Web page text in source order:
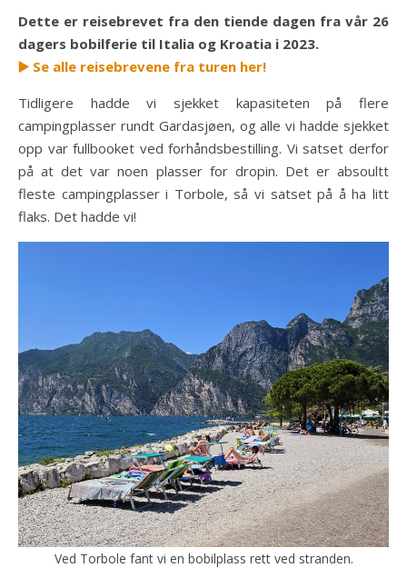
Dette er reisebrevet fra den tiende dagen fra vår 26
dagers bobilferie til Italia og Kroatia i 2023.
▶️ Se alle reisebrevene fra turen her!
Tidligere hadde vi sjekket kapasiteten på flere
campingplasser rundt Gardasjøen, og alle vi hadde sjekket
opp var fullbooket ved forhåndsbestilling. Vi satset derfor
på at det var noen plasser for dropin. Det er absoultt
fleste campingplasser i Torbole, så vi satset på å ha litt
flaks. Det hadde vi!
Ved Torbole fant vi en bobilplass rett ved stranden.